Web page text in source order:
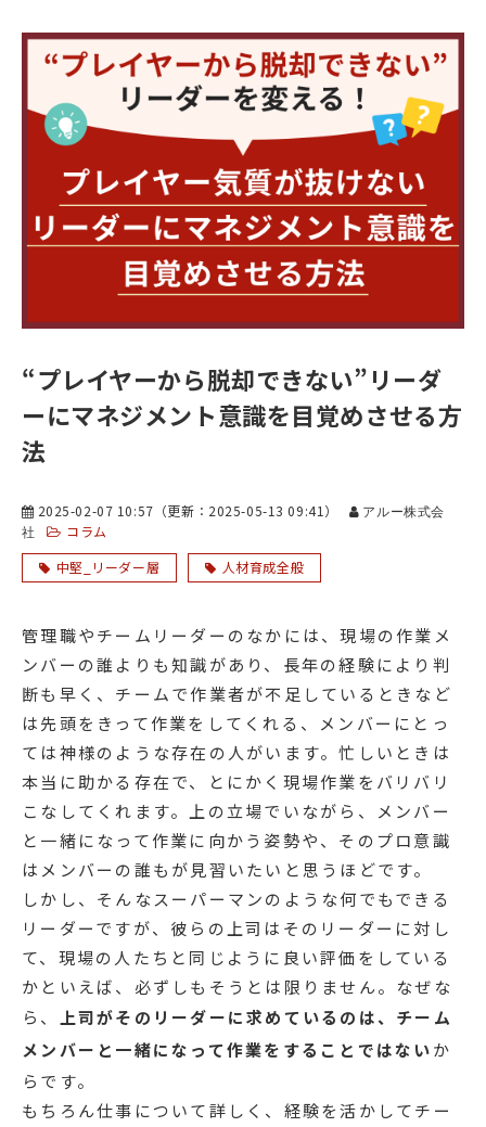
“プレイヤーから脱却できない”リーダ
ーにマネジメント意識を目覚めさせる方
法
2025-02-07 10:57 （更新： 2025-05-13 09:41 ）
アルー株式会
社
コラム
中堅_リーダー層
人材育成全般
管理職やチームリーダーのなかには、現場の作業メ
ンバーの誰よりも知識があり、長年の経験により判
断も早く、チームで作業者が不足しているときなど
は先頭をきって作業をしてくれる、メンバーにとっ
ては神様のような存在の人がいます。忙しいときは
本当に助かる存在で、とにかく現場作業をバリバリ
こなしてくれます。上の立場でいながら、メンバー
と一緒になって作業に向かう姿勢や、そのプロ意識
はメンバーの誰もが見習いたいと思うほどです。
しかし、そんなスーパーマンのような何でもできる
リーダーですが、彼らの上司はそのリーダーに対し
て、現場の人たちと同じように良い評価をしている
かといえば、必ずしもそうとは限りません。なぜな
ら、 上司がそのリーダーに求めているのは、チーム
メンバーと一緒になって作業をすることではないか
らです。
もちろん仕事について詳しく、経験を活かしてチー